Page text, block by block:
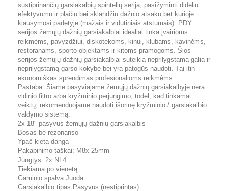
sustiprinančių garsiakalbių spintelių serija, pasižyminti dideliu
efektyvumu ir plačiu bei sklandžiu dažnio atsaku bet kurioje
klausymosi padėtyje (mažais ir vidutiniais atstumais). PDY
serijos žemųjų dažnių garsiakalbiai idealiai tinka įvairioms
reikmėms, pavyzdžiui, diskotekoms, kinui, klubams, kavinėms,
restoranams, sporto objektams ir kitoms pramogoms. Šios
serijos žemųjų dažnių garsiakalbiai suteikia neprilygstamą galią ir
neprilygstamą garso kokybę bei yra patogūs naudoti. Tai itin
ekonomiškas sprendimas profesionalioms reikmėms.
Pastaba: Šiame pasyviajame žemųjų dažnių garsiakalbyje nėra
vidinio filtro arba kryžminio perjungimo, todėl, kad tinkamai
veiktų, rekomenduojame naudoti išorinę kryžminio / garsiakalbio
valdymo sistemą.
2x 18" pasyvus žemųjų dažnių garsiakalbis
Bosas be rezonanso
Ypač kieta danga
Pakabinimo taškai: M8x 25mm
Jungtys: 2x NL4
Tiekiama po vienetą
Gaminio spalva Juoda
Garsiakalbio tipas Pasyvus (nestiprintas)